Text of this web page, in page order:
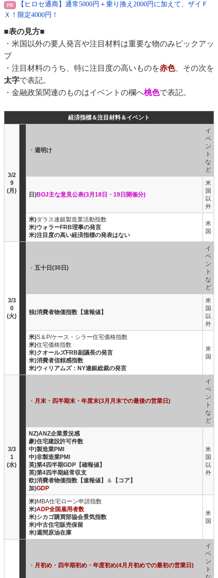
【ヒロセ通商】通常5000円＋乗り換え2000円に加えて、ザイＦ
Ｘ！限定4000円！
■表の見方■
・米国以外の要人発言や注目材料は重要な物のみピックアッ
プ
・注目材料のうち、特に注目度の高いものを赤色、その次を
太字で表記。
・金融政策関連のものはイベントの欄へ桃色で表記。
経済指標＆注目材料＆イベント
3/2
9
(月)
・ 週明け
イ
ベ
ン
ト
な
ど
日)BOJ主な意見公表(3月18日・19日開催分)
米
国
以
外
米)ダラス連銀製造業活動指数
米)ウォラーFRB理事の発言
米)注目度の高い経済指標の発表はない
米
国
3/3
0
(火)
・ 五十日(30日)
イ
ベ
ン
ト
な
ど
独)消費者物価指数【速報値】
米
国
以
外
米)S＆P/ケース・シラー住宅価格指数
米)住宅価格指数
米)クオールズFRB副議長の発言
米)消費者信頼感指数
米)ウィリアムズ：NY連銀総裁の発言
米
国
3/3
1
(水)
・ 月末・四半期末・年度末(3月月末での最後の営業日)
イ
ベ
ン
ト
な
ど
NZ)ANZ企業景況感
豪)住宅建設許可件数
中)製造業PMI
中)非製造業PMI
英)第4四半期GDP【確報値】
英)第4四半期経常収支
欧)消費者物価指数【速報値】
＆
【コア】
加)GDP
米
国
以
外
米)MBA住宅ローン申請指数
米)ADP全国雇用者数
米)シカゴ購買部協会景気指数
米)中古住宅販売保留
米)週間原油在庫
米
国
・ 月初め・四半期初め・年度初め(4月月初めでの最初の営業日)
イ
ベ
ン
ト